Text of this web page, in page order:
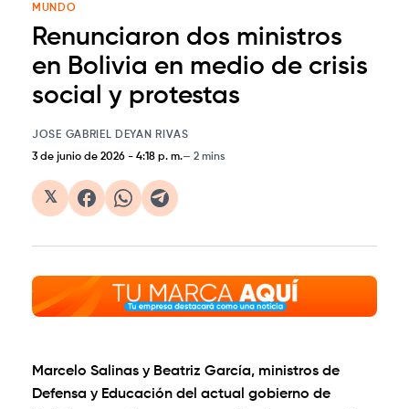
MUNDO
Renunciaron dos ministros
en Bolivia en medio de crisis
social y protestas
JOSE GABRIEL DEYAN RIVAS
3 de junio de 2026 - 4:18 p. m. 2 mins
𝕏
Marcelo Salinas y Beatriz García, ministros de
Defensa y Educación del actual gobierno de